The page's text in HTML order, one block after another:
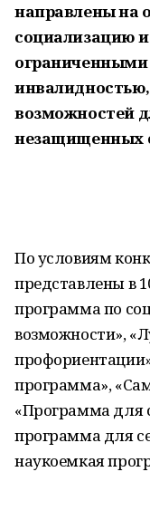
направлены на
социализацию
ограниченными
возможностей
незащищенных
По условиям
представлены в
программа по
возможности»,
программа»,
«Программа для
программа для
наукоемкая